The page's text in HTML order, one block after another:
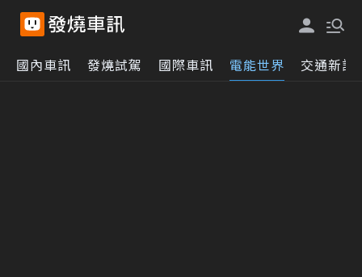
國內車訊 發燒試駕 國際車訊 電能世界 交通新訊